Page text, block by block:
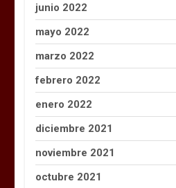
junio 2022
mayo 2022
marzo 2022
febrero 2022
enero 2022
diciembre 2021
noviembre 2021
octubre 2021